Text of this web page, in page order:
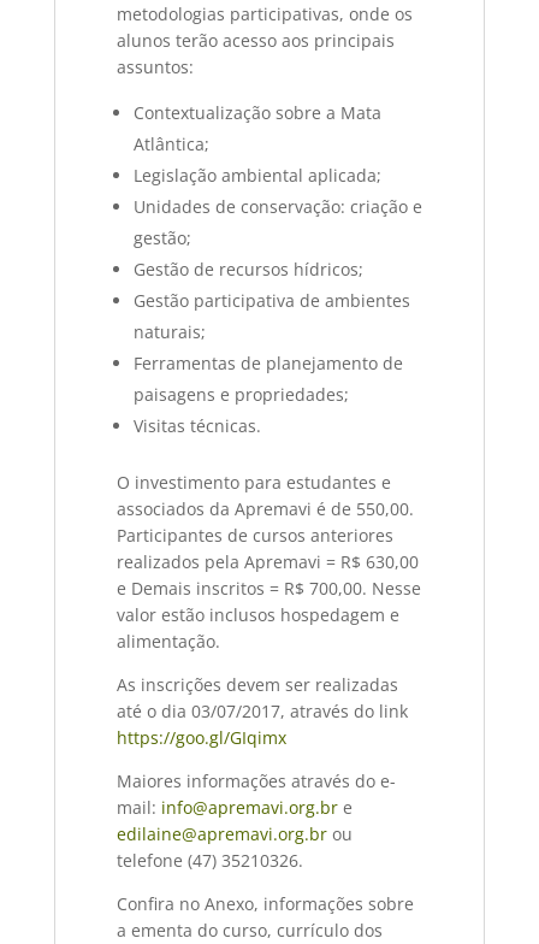
metodologias participativas, onde os
alunos terão acesso aos principais
assuntos:
Contextualização sobre a Mata
Atlântica;
Legislação ambiental aplicada;
Unidades de conservação: criação e
gestão;
Gestão de recursos hídricos;
Gestão participativa de ambientes
naturais;
Ferramentas de planejamento de
paisagens e propriedades;
Visitas técnicas.
O investimento para estudantes e
associados da Apremavi é de 550,00.
Participantes de cursos anteriores
realizados pela Apremavi = R$ 630,00
e Demais inscritos = R$ 700,00. Nesse
valor estão inclusos hospedagem e
alimentação.
As inscrições devem ser realizadas
até o dia 03/07/2017, através do link
https://goo.gl/GIqimx
Maiores informações através do e-
mail: info@apremavi.org.bre
edilaine@apremavi.org.brou
telefone (47) 35210326.
Confira no Anexo, informações sobre
a ementa do curso, currículo dos